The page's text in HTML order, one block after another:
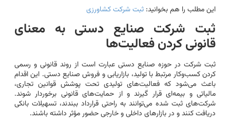
این مطلب را هم بخوانید: ثبت شرکت کشاورزی
ثبت شرکت صنایع دستی به معنای
قانونی کردن فعالیت‌ها
ثبت شرکت در حوزه صنایع دستی عبارت است از روند قانونی و رسمی
کردن کسب‌وکار مرتبط با تولید، بازاریابی و فروش صنایع دستی. این اقدام
باعث می‌شود که فعالیت‌های تولیدی تحت پوشش قوانین تجاری،
مالیاتی و بیمه‌ای قرار گیرند و از حمایت‌های قانونی برخوردار شوند.
شرکت‌های ثبت شده می‌توانند به راحتی قرارداد ببندند، تسهیلات بانکی
دریافت کنند و در بازارهای داخلی و خارجی حضور مؤثر داشته باشند.